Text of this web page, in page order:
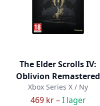
The Elder Scrolls IV:
Oblivion Remastered
Xbox Series X / Ny
469 kr –I lager